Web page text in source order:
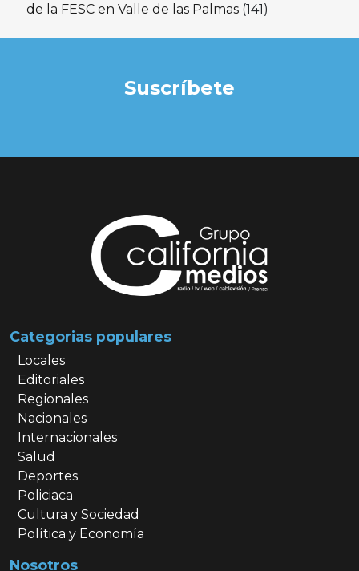
de la FESC en Valle de las Palmas (141)
Suscríbete
Categorias populares
Locales
Editoriales
Regionales
Nacionales
Internacionales
Salud
Deportes
Policiaca
Cultura y Sociedad
Política y Economía
Nosotros